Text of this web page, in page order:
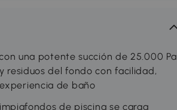
una potente succión de 25.000 Pa
residuos del fondo con facilidad,
de baño
de piscina se carga